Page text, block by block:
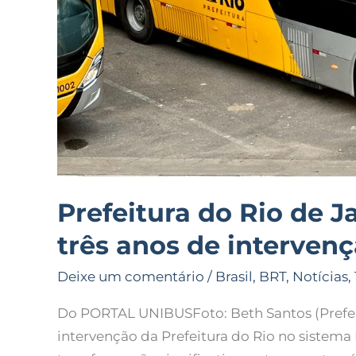
Prefeitura do Rio de
três anos de
Deixe um comentário / Brasil, BRT, Notícias,
Do PORTAL UNIBUSFoto: Beth Santos
intervenção da Prefeitura do Rio no
BRT